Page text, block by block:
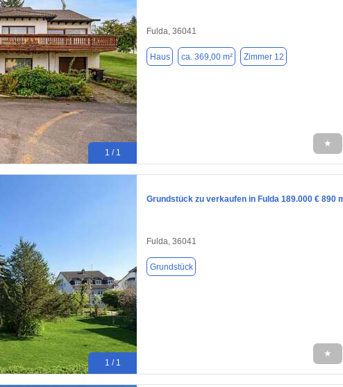
1 / 1
Fulda, 36041
Haus ca. 369,00 m² Zimmer 12
★
1 / 1
Grundstück zu verkaufen in Fulda 189.000 € 890
Fulda, 36041
Grundstück
★